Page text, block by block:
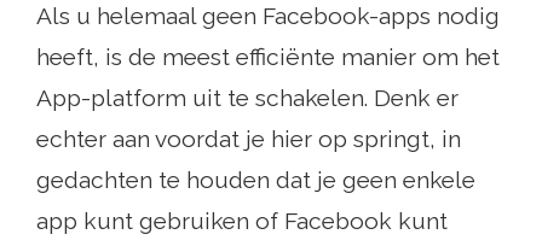
Als u helemaal geen Facebook-apps nodig
heeft, is de meest efficiënte manier om het
App-platform uit te schakelen. Denk er
echter aan voordat je hier op springt, in
gedachten te houden dat je geen enkele
app kunt gebruiken of Facebook kunt